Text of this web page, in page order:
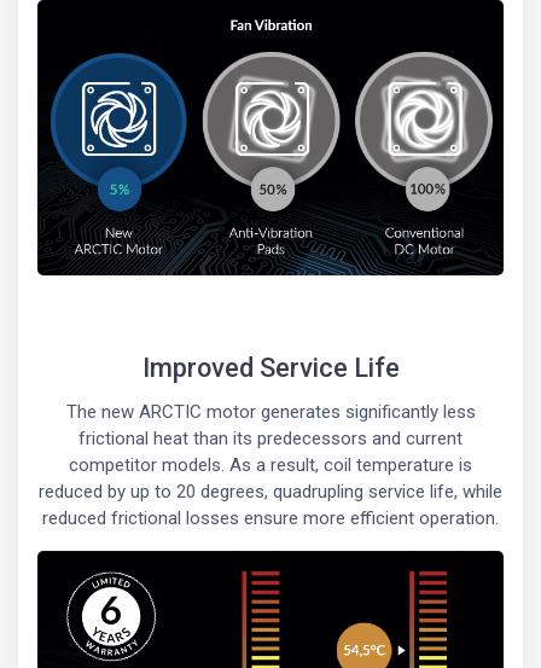
Improved Service Life
The new ARCTIC motor generates significantly less
frictional heat than its predecessors and current
competitor models. As a result, coil temperature is
reduced by up to 20 degrees, quadrupling service life, while
reduced frictional losses ensure more efficient operation.